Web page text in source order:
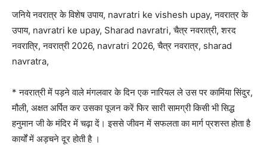
जनिये नवरात्र के विशेष उपाय, navratri ke vishesh upay, नवरात्र के
उपाय, navratri ke upay, Sharad navratri, चैत्र नवरात्री, शरद
नवरात्रि, नवरात्री 2026, navratri 2026, चैत्र नवरात्र, sharad
navratra,
* नवरात्री में पड़ने वाले मंगलवार के दिन एक नारियल ले उस पर कामिंया सिंदुर,
मौली, अक्षत अर्पित कर उसका पूजन करें फिर सारी सामग्री किसी भी सिद्ध
हनुमान जी के मंदिर में चढ़ा दें। इससे जीवन में सफलता का मार्ग प्रशस्त होता है
कार्यों में अड़चने दूर होती है ।